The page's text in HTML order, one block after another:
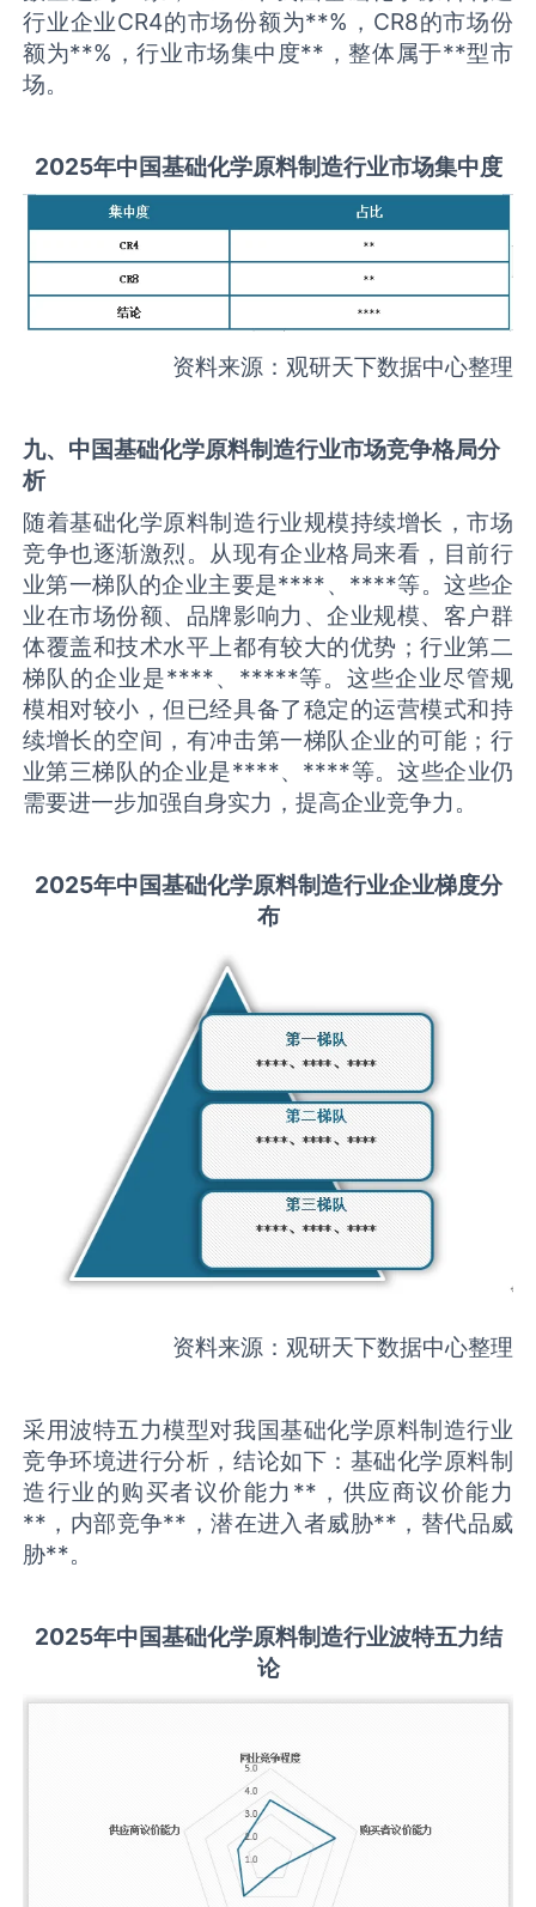
行业企业CR4的市场份额为**%，CR8的市场份
额为**%，行业市场集中度**，整体属于**型市
场。
2025年中国基础化学原料制造行业市场集中度
资料来源：观研天下数据中心整理
九、中国基础化学原料制造行业市场竞争格局分
析
随着基础化学原料制造行业规模持续增长，市场
竞争也逐渐激烈。从现有企业格局来看，目前行
业第一梯队的企业主要是****、****等。这些企
业在市场份额、品牌影响力、企业规模、客户群
体覆盖和技术水平上都有较大的优势；行业第二
梯队的企业是****、*****等。这些企业尽管规
模相对较小，但已经具备了稳定的运营模式和持
续增长的空间，有冲击第一梯队企业的可能；行
业第三梯队的企业是****、****等。这些企业仍
需要进一步加强自身实力，提高企业竞争力。
2025年中国基础化学原料制造行业企业梯度分
布
资料来源：观研天下数据中心整理
采用波特五力模型对我国基础化学原料制造行业
竞争环境进行分析，结论如下：基础化学原料制
造行业的购买者议价能力**，供应商议价能力
**，内部竞争**，潜在进入者威胁**，替代品威
胁**。
2025年中国基础化学原料制造行业波特五力结
论